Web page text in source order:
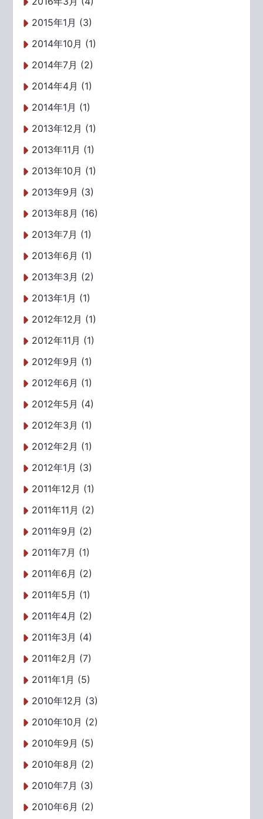
2015年1月 (3)
2014年10月 (1)
2014年7月 (2)
2014年4月 (1)
2014年1月 (1)
2013年12月 (1)
2013年11月 (1)
2013年10月 (1)
2013年9月 (3)
2013年8月 (16)
2013年7月 (1)
2013年6月 (1)
2013年3月 (2)
2013年1月 (1)
2012年12月 (1)
2012年11月 (1)
2012年9月 (1)
2012年6月 (1)
2012年5月 (4)
2012年3月 (1)
2012年2月 (1)
2012年1月 (3)
2011年12月 (1)
2011年11月 (2)
2011年9月 (2)
2011年7月 (1)
2011年6月 (2)
2011年5月 (1)
2011年4月 (2)
2011年3月 (4)
2011年2月 (7)
2011年1月 (5)
2010年12月 (3)
2010年10月 (2)
2010年9月 (5)
2010年8月 (2)
2010年7月 (3)
2010年6月 (2)